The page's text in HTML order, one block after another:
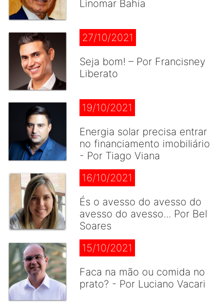
Linomar Bahia
27/10/2021
Seja bom! – Por Francisney
Liberato
19/10/2021
Energia solar precisa entrar
no financiamento imobiliário
- Por Tiago Viana
16/10/2021
És o avesso do avesso do
avesso do avesso... Por Bel
Soares
15/10/2021
Faca na mão ou comida no
prato? - Por Luciano Vacari